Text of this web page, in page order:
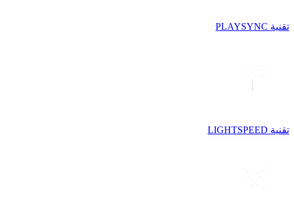
تقنية PLAYSYNC
تقنية LIGHTSPEED